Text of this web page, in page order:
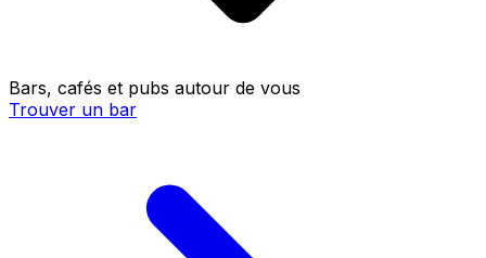
Bars, cafés et pubs autour de vous
Trouver un bar